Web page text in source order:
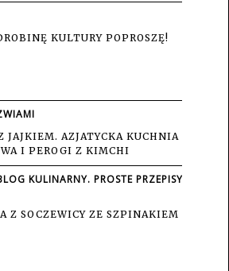
KULTURY POPROSZĘ!
JAJKIEM. AZJATYCKA KUCHNIA
I PEROGI Z KIMCHI
KULINARNY. PROSTE PRZEPISY
Z SOCZEWICY ZE SZPINAKIEM